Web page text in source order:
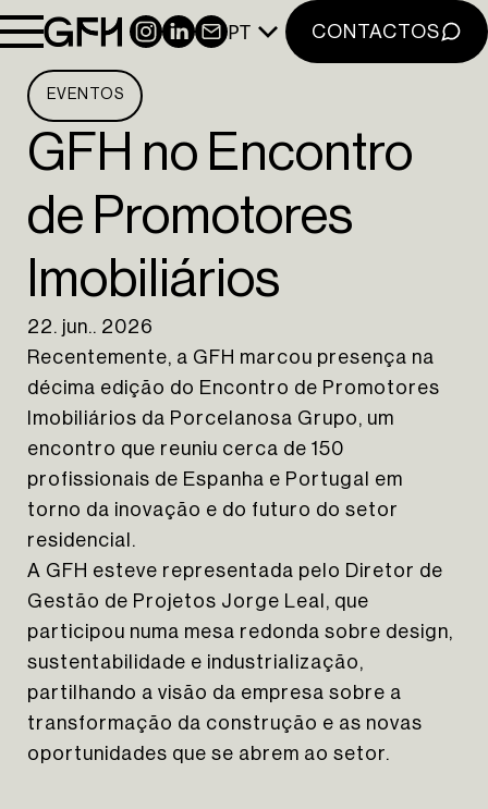
INSTAGRAM
LINKEDIN
NEWSLETTER
PT CONTACTOS
HOMEPAGE
SOBRE NÓS
NOTÍCIAS
NEWSLETTER
INSTAGRAM
EVENTOS
GFH no Encontro
de Promotores
Imobiliários
22. jun.. 2026
Recentemente, a GFH marcou presença na
décima edição do Encontro de Promotores
Imobiliários da Porcelanosa Grupo, um
encontro que reuniu cerca de 150
profissionais de Espanha e Portugal em
torno da inovação e do futuro do setor
residencial.
A GFH esteve representada pelo Diretor de
Gestão de Projetos Jorge Leal, que
participou numa mesa redonda sobre design,
sustentabilidade e industrialização,
partilhando a visão da empresa sobre a
transformação da construção e as novas
oportunidades que se abrem ao setor.